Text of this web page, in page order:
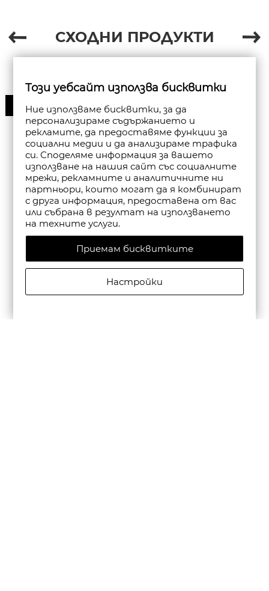
СХОДНИ ПРОДУКТИ
30%
Този уебсайт използва бисквитки
Ние използваме бисквитки, за да
персонализираме съдържанието и
рекламите, да предоставяме функции за
социални медии и да анализираме трафика
си. Споделяме информация за вашето
използване на нашия сайт със социалните
мрежи, рекламните и аналитичните ни
партньори, които могат да я комбинират
с друга информация, предоставена от вас
или събрана в резултат на използването
на техните услуги.
Приемам бисквитките
Настройки